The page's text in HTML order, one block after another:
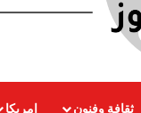
ثقافة وفنون امريكا